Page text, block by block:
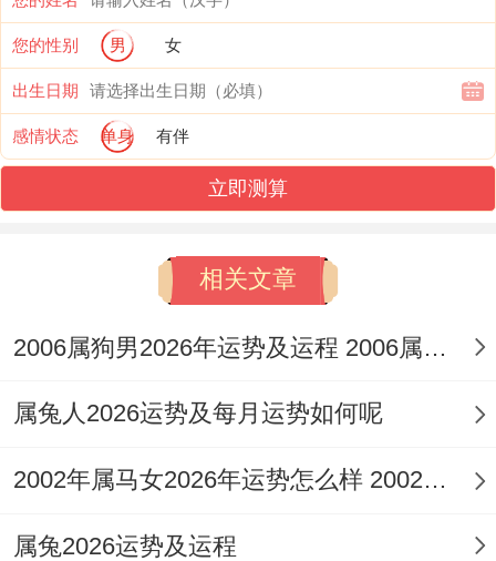
夺的局面，财务方面看似进账渠道增多，但
「劫财」的隐忧始终存在，合作投资需万分
谨慎，切莫因人情或一时冲动而做出重大决
策。
妻间的口舌之争，或是对伴侣的疏忽，让原
本稳固的关系出现细微裂痕，健康范围「火
旺焚木」在中医角度对应肝脏与神经为你，
酒，预防因情绪急躁引发的头痛、血压问
题。
对1976年属龙人来讲今年的成功方法不在于
您的性别 男 女
出生日期
感情状态 单身 有伴
立即测算
相关文章
2006属狗男2026年运势及运程 2006属狗男几月出生最好
属兔人2026运势及每月运势如何呢
2002年属马女2026年运势怎么样 2002年属马女学业运
属兔2026运势及运程